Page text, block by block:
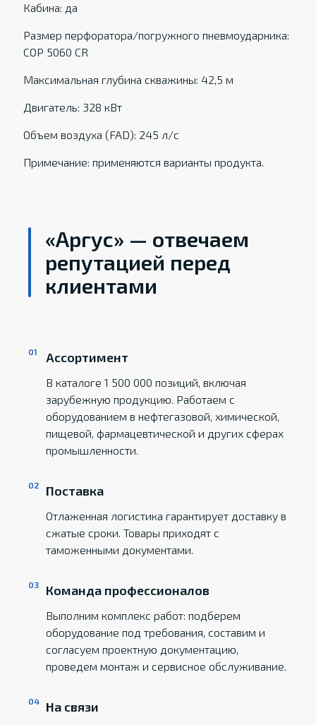
Кабина: да
Размер перфоратора/погружного пневмоударника:
COP 5060 CR
Максимальная глубина скважины: 42,5 м
Двигатель: 328 кВт
Объем воздуха (FAD): 245 л/с
Примечание: применяются варианты продукта.
«Аргус» — отвечаем
репутацией перед
клиентами
Ассортимент
В каталоге 1 500 000 позиций, включая
зарубежную продукцию. Работаем с
оборудованием в нефтегазовой, химической,
пищевой, фармацевтической и других сферах
промышленности.
Поставка
Отлаженная логистика гарантирует доставку в
сжатые сроки. Товары приходят с
таможенными документами.
Команда профессионалов
Выполним комплекс работ: подберем
оборудование под требования, составим и
согласуем проектную документацию,
проведем монтаж и сервисное обслуживание.
На связи